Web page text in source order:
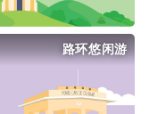
路环悠闲游